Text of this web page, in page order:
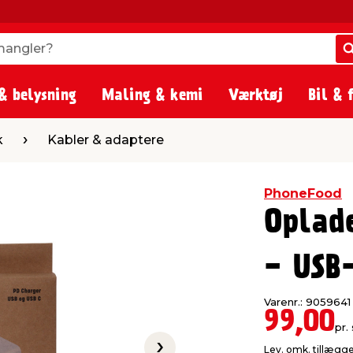
belysning Maling & kemi Værktøj Bil &
& adaptereKabler & adaptere
PhoneFood
-
Varenr.: 9059641
99,00pr.
Lev. omk.